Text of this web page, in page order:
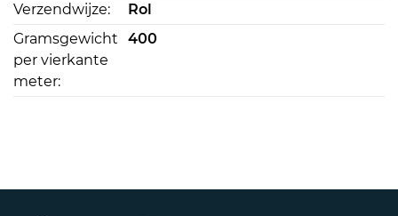
Verzendwijze:
Rol
Gramsgewicht
per vierkante
meter:
400